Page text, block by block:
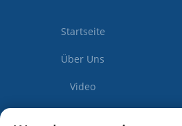
Startseite
Über Uns
Video